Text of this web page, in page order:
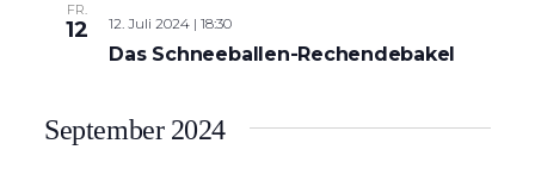
FR.
12 12. Juli 2024 | 18:30
Das Schneeballen-Rechendebakel
September 2024